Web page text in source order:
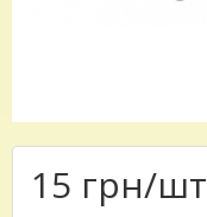
15 грн/шт